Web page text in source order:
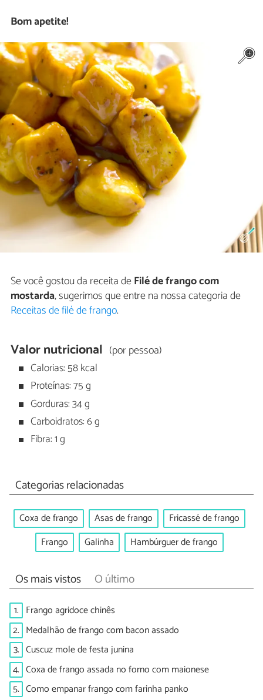
Bom apetite!
Se você gostou da receita deFilé de frango com
mostarda, sugerimos que entre na nossa categoria de
Receitas de filé de frango.
Valor nutricional (por pessoa)
Calorias: 58 kcal
Proteínas: 75 g
Gorduras: 34 g
Carboidratos: 6 g
Fibra: 1 g
Categorias relacionadas
Coxa de frango Asas de frango
Fricassé de frango
Frango
Galinha Hambúrguer de frango
Os mais vistos O último
1. Frango agridoce chinês
2. Medalhão de frango com bacon assado
3. Cuscuz mole de festa junina
4. Coxa de frango assada no forno com maionese
5. Como empanar frango com farinha panko